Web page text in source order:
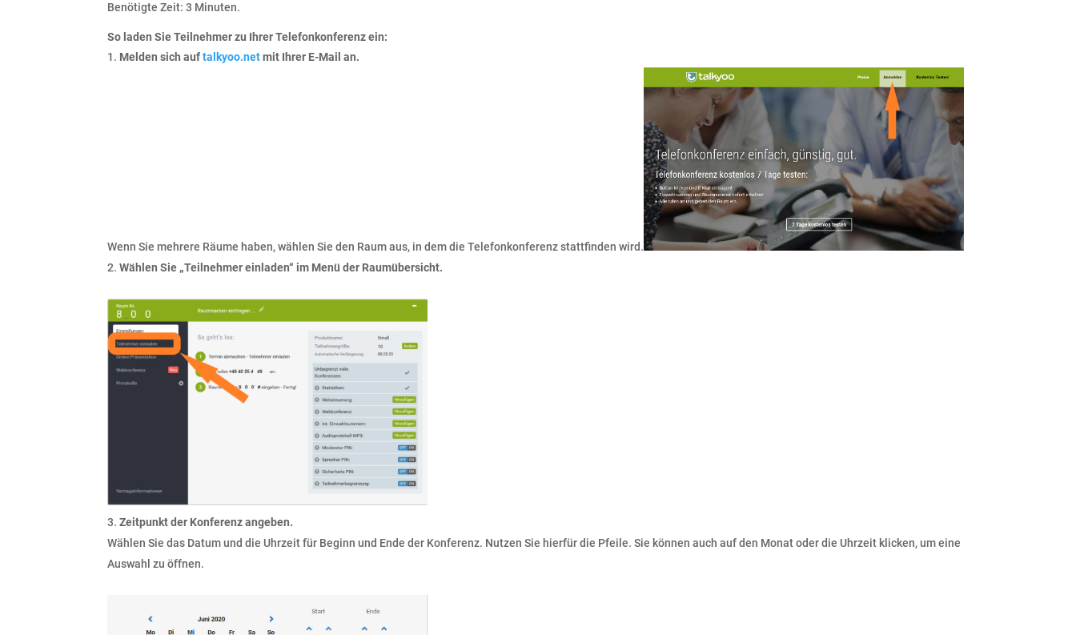
Benötigte Zeit:3 Minuten.
So laden Sie Teilnehmer zu Ihrer Telefonkonferenz ein:
Melden sich auftalkyoo.netmit Ihrer E-Mail an.
Wenn Sie mehrere Räume haben, wählen Sie den Raum aus, in dem die Telefonkonferenz stattfinden wird.
Wählen Sie „Teilnehmer einladen“ im Menü der Raumübersicht.
Zeitpunkt der Konferenz angeben.
Wählen Sie das Datum und die Uhrzeit für Beginn und Ende der Konferenz. Nutzen Sie hierfür die Pfeile. Sie können auch auf den Monat oder die Uhrzeit klicken, um eine
Auswahl zu öffnen.